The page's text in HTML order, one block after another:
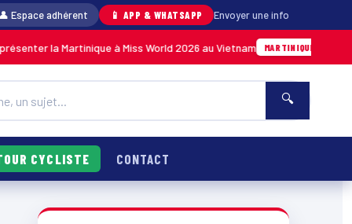
👤 Espace adhérent 📱 APP & WHATSAPP Envoyer une info
à Miss World 2026 au Vietnam MARTINIQUE 05/08 · 14h14
🔍
CYCLISTE CONTACT